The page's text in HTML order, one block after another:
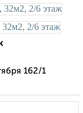
162/1